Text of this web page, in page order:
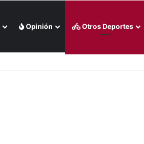
Opinión Otros Deportes